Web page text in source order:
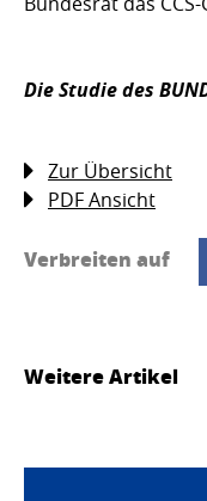
Die Studie des
Zur Übersicht
PDF Ansicht
Verbreiten auf
Weitere Artikel